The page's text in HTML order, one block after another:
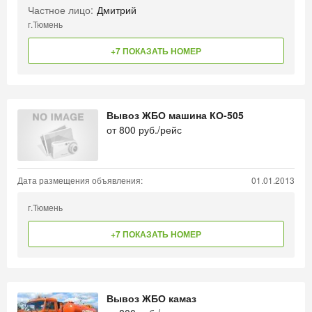
Частное лицо: Дмитрий
г.Тюмень
+7 ПОКАЗАТЬ НОМЕР
Вывоз ЖБО машина КО-505
от800 руб./рейс
Дата размещения объявления: 01.01.2013
г.Тюмень
+7 ПОКАЗАТЬ НОМЕР
Вывоз ЖБО камаз